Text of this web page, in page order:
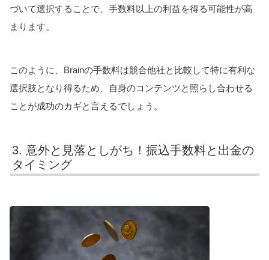
づいて選択することで、手数料以上の利益を得る可能性が高
まります。
このように、Brainの手数料は競合他社と比較して特に有利な
選択肢となり得るため、自身のコンテンツと照らし合わせる
ことが成功のカギと言えるでしょう。
3. 意外と見落としがち！振込手数料と出金の
タイミング